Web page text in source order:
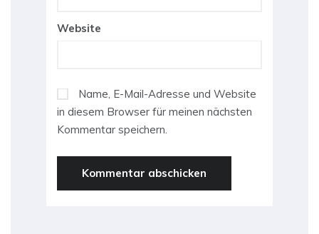
Website
Name, E-Mail-Adresse und Website
in diesem Browser für meinen nächsten
Kommentar speichern.